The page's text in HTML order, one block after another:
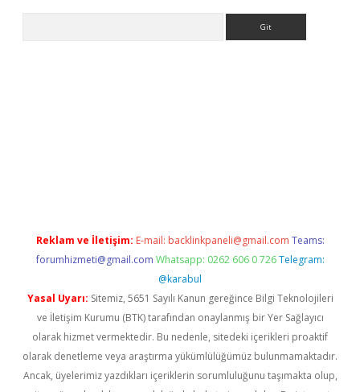
Reklam ve İletişim: E-mail: backlinkpaneli@gmail.com Teams:
forumhizmeti@gmail.com Whatsapp: 0262 606 0 726 Telegram:
@karabul
Yasal Uyarı: Sitemiz, 5651 Sayılı Kanun gereğince Bilgi Teknolojileri
ve İletişim Kurumu (BTK) tarafından onaylanmış bir Yer Sağlayıcı
olarak hizmet vermektedir. Bu nedenle, sitedeki içerikleri proaktif
olarak denetleme veya araştırma yükümlülüğümüz bulunmamaktadır.
Ancak, üyelerimiz yazdıkları içeriklerin sorumluluğunu taşımakta olup,